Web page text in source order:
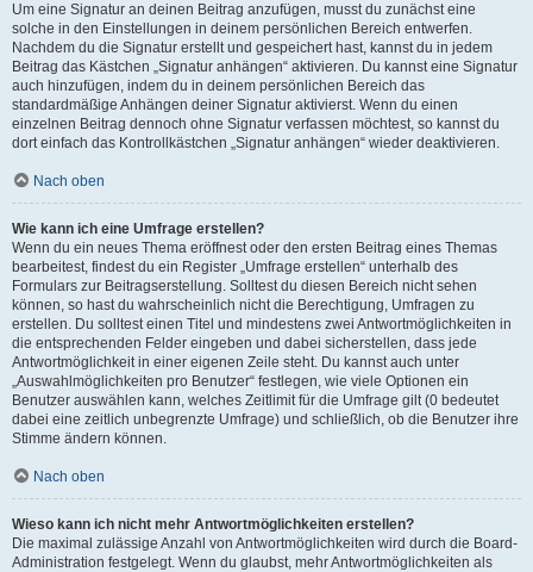
Um eine Signatur an deinen Beitrag anzufügen, musst du zunächst eine
solche in den Einstellungen in deinem persönlichen Bereich entwerfen.
Nachdem du die Signatur erstellt und gespeichert hast, kannst du in jedem
Beitrag das Kästchen „Signatur anhängen“ aktivieren. Du kannst eine Signatur
auch hinzufügen, indem du in deinem persönlichen Bereich das
standardmäßige Anhängen deiner Signatur aktivierst. Wenn du einen
einzelnen Beitrag dennoch ohne Signatur verfassen möchtest, so kannst du
dort einfach das Kontrollkästchen „Signatur anhängen“ wieder deaktivieren.
Nach oben
Wie kann ich eine Umfrage erstellen?
Wenn du ein neues Thema eröffnest oder den ersten Beitrag eines Themas
bearbeitest, findest du ein Register „Umfrage erstellen“ unterhalb des
Formulars zur Beitragserstellung. Solltest du diesen Bereich nicht sehen
können, so hast du wahrscheinlich nicht die Berechtigung, Umfragen zu
erstellen. Du solltest einen Titel und mindestens zwei Antwortmöglichkeiten in
die entsprechenden Felder eingeben und dabei sicherstellen, dass jede
Antwortmöglichkeit in einer eigenen Zeile steht. Du kannst auch unter
„Auswahlmöglichkeiten pro Benutzer“ festlegen, wie viele Optionen ein
Benutzer auswählen kann, welches Zeitlimit für die Umfrage gilt (0 bedeutet
dabei eine zeitlich unbegrenzte Umfrage) und schließlich, ob die Benutzer ihre
Stimme ändern können.
Nach oben
Wieso kann ich nicht mehr Antwortmöglichkeiten erstellen?
Die maximal zulässige Anzahl von Antwortmöglichkeiten wird durch die Board-
Administration festgelegt. Wenn du glaubst, mehr Antwortmöglichkeiten als